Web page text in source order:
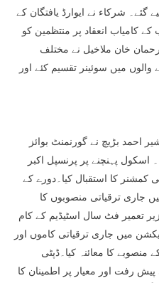
گئے۔ شرکاء نے ایوارڈ یافتگان کے
کامیاب انعقاد پر منتظمین کو
خان ملاخیل نے مختلف
میں سوئینر تقسیم کئے اور
احمد بڑیچ نے گورنمنٹ بوائز
اسکول پہنچنے پر پرنسپل اکبر
کمشنر کا استقبال کیا۔دورے کے
جاری ترقیاتی منصوبوں کا
تعمیر فٹ سال اسٹیڈیم کے کام
میں جاری ترقیاتی کاموں اور
کا معائنہ کیا۔ڈپٹی
رفت اور معیار پر اطمینان کا